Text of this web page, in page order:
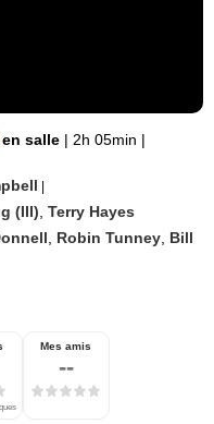
en salle | 2h 05min |
|
(III) ,Terry Hayes
Robin Tunney Bill
Mes amis
--